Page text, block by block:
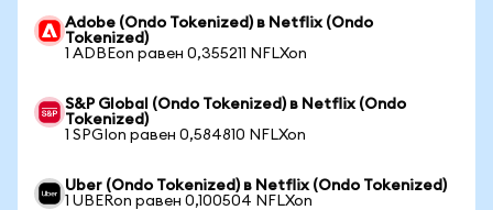
Adobe (Ondo Tokenized) в Netflix (Ondo
Tokenized)
1 ADBEon равен 0,355211 NFLXon
S&P Global (Ondo Tokenized) в Netflix (Ondo
Tokenized)
1 SPGIon равен 0,584810 NFLXon
Uber (Ondo Tokenized) в Netflix (Ondo Tokenized)
1 UBERon равен 0,100504 NFLXon